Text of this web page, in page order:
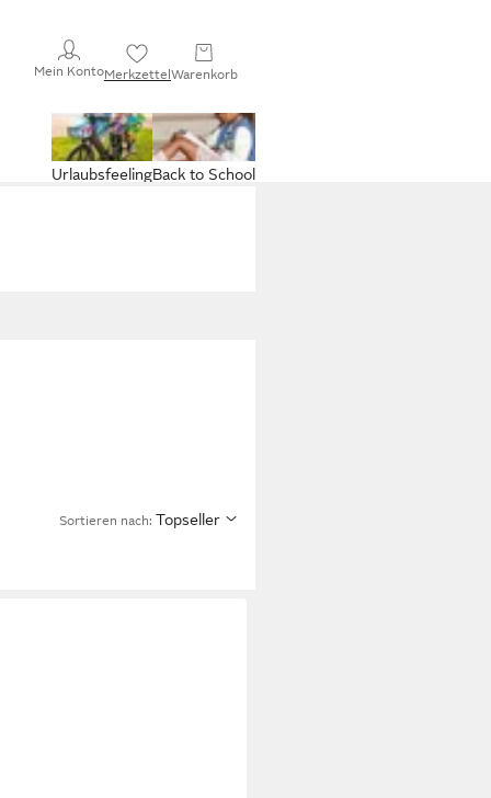
Mein KontoMerkzettelWarenkorb
Back to School
Urlaubsfeeling
Sortieren nach: Topseller